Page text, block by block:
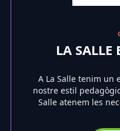
LA SALLE
A La Salle tenim un
nostre estil
Salle atenem les